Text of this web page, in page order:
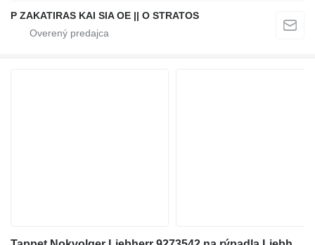
P ZAKATIRAS KAI SIA OE || O STRATOS